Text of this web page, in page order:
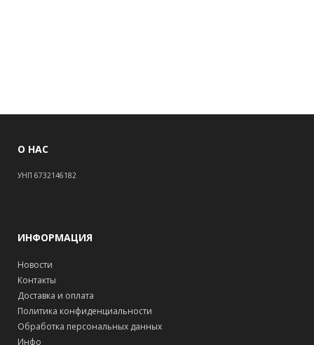
О НАС
УНП 6732146182
ИНФОРМАЦИЯ
Новости
Контакты
Доставка и оплата
Политика конфиденциальности
Обработка персональных данных
Инфо